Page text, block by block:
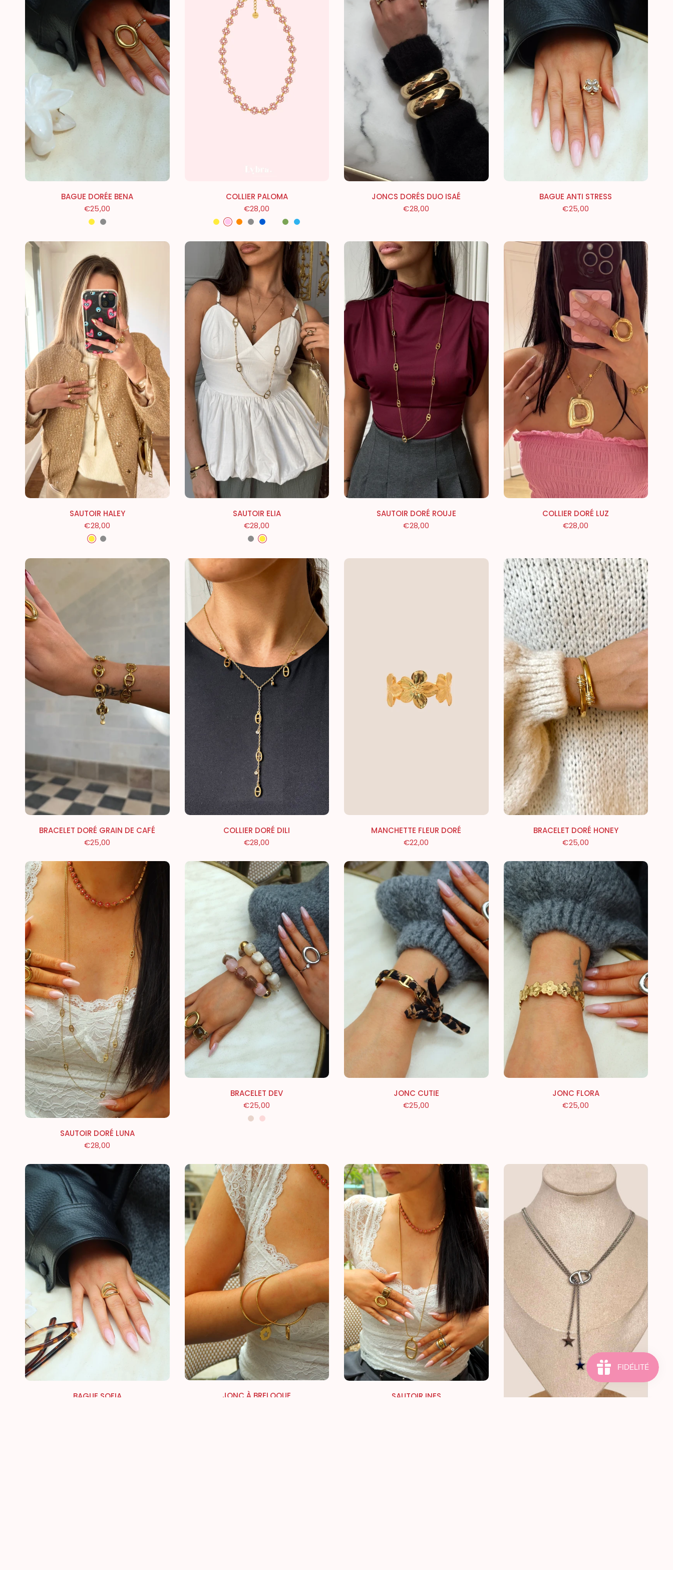
BAGUE DORÉE BENA
€25,00
DoréArgenté
COLLIER PALOMA
€28,00
DoréRoseOrange
Argenté
Bleu Multicolore
VertTurquoise
JONCS DORÉS DUO ISAÉ
€28,00
BAGUE ANTI STRESS
€25,00
SAUTOIR HALEY
€28,00
DoréArgenté
SAUTOIR ELIA
€28,00
Argenté
Doré
SAUTOIR DORÉ ROUJE
€28,00
COLLIER DORÉ LUZ
€28,00
BRACELET DORÉ GRAIN DE CAFÉ
€25,00
COLLIER DORÉ DILI
€28,00
MANCHETTE FLEUR DORÉ
€22,00
BRACELET DORÉ HONEY
€25,00
SAUTOIR DORÉ LUNA
€28,00
BRACELET DEV
€25,00
BeigeRose Pâle
JONC CUTIE
€25,00
JONC FLORA
€25,00
BAGUE SOFIA
JONC À BRELOQUE
SAUTOIR INES